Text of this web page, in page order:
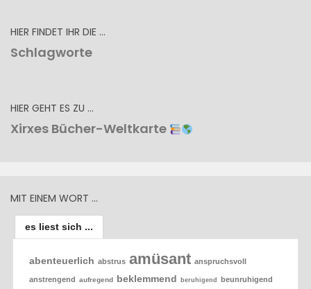
HIER FINDET IHR DIE …
Schlagworte
HIER GEHT ES ZU …
Xirxes Bücher-Weltkarte
MIT EINEM WORT …
es liest sich ...
abenteuerlich abstrus amüsant anspruchsvoll
anstrengend aufregend beklemmend beruhigend beunruhigend